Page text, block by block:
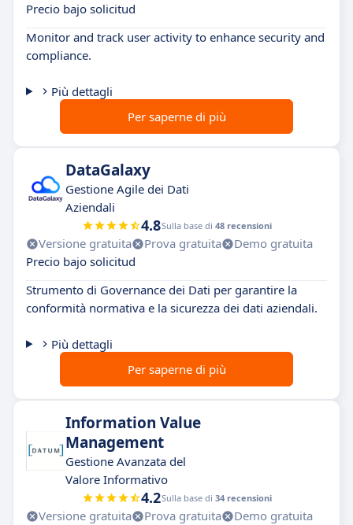
Precio bajo solicitud
Monitor and track user activity to enhance security and
compliance.
Più dettagli
Per saperne di più
DataGalaxy
Gestione Agile dei Dati
Aziendali
4.8Sulla base di 48 recensioni
Versione gratuita Prova gratuita
Demo gratuita
Precio bajo solicitud
Strumento di Governance dei Dati per garantire la
conformità normativa e la sicurezza dei dati aziendali.
Più dettagli
Per saperne di più
Information Value
Management
Gestione Avanzata del
Valore Informativo
4.2Sulla base di 34 recensioni
Versione gratuita Prova gratuita
Demo gratuita